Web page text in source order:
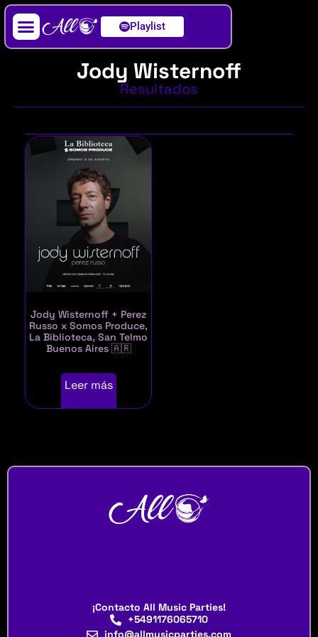
Playlist
Jody Wisternoff
Resultados
Jody Wisternoff + Perez
Russo x Somos Produce,
La Biblioteca, San Telmo
Buenos Aires 🇦🇷
Leer más
¡Contacto All Music Parties!
+5491176065710